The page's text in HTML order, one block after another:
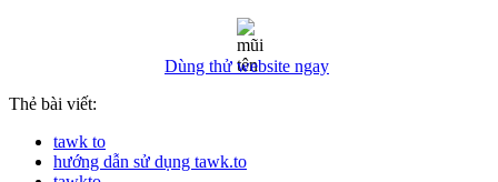
Dùng thử website ngay
Thẻ bài viết:
tawk to
hướng dẫn sử dụng tawk.to